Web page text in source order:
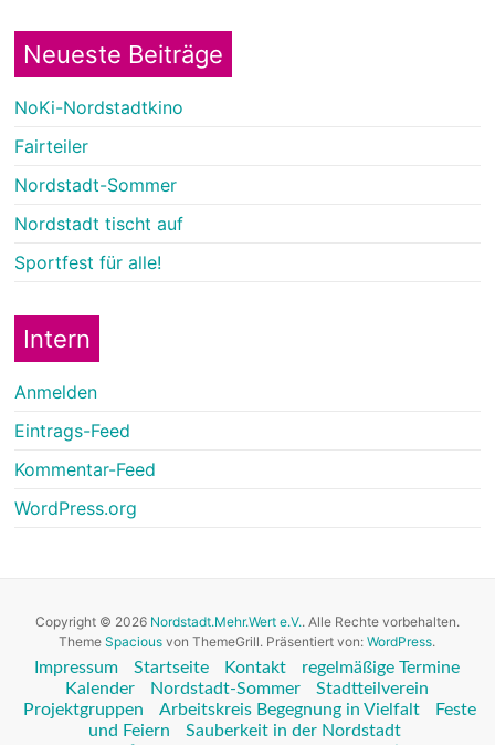
Neueste Beiträge
NoKi-Nordstadtkino
Fairteiler
Nordstadt-Sommer
Nordstadt tischt auf
Sportfest für alle!
Intern
Anmelden
Eintrags-Feed
Kommentar-Feed
WordPress.org
Copyright © 2026 Nordstadt.Mehr.Wert e.V.. Alle Rechte vorbehalten.
ThemeSpacious von ThemeGrill. Präsentiert von:WordPress.
Impressum Startseite Kontakt
regelmäßige Termine
Kalender
Nordstadt-Sommer
Stadtteilverein
Projektgruppen
Arbeitskreis Begegnung in Vielfalt
Feste
und Feiern
Sauberkeit in der Nordstadt